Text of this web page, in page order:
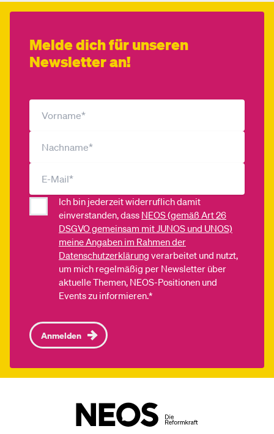
Melde dich für unseren
Newsletter an!
Ich bin jederzeit widerruflich damit
einverstanden, dass NEOS (gemäß Art 26
DSGVO gemeinsam mit JUNOS und UNOS)
meine Angaben im Rahmen der
Datenschutzerklärung verarbeitet und nutzt,
um mich regelmäßig per Newsletter über
aktuelle Themen, NEOS-Positionen und
Events zu informieren.*
Anmelden